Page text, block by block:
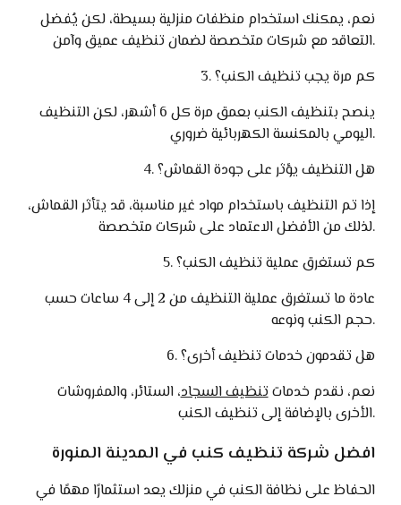
نعم، يمكنك استخدام منظفات منزلية بسيطة، لكن يُفضل
التعاقد مع شركات متخصصة لضمان تنظيف عميق وآمن.
3. كم مرة يجب تنظيف الكنب؟
ينصح بتنظيف الكنب بعمق مرة كل 6 أشهر، لكن التنظيف
اليومي بالمكنسة الكهربائية ضروري.
4. هل التنظيف يؤثر على جودة القماش؟
إذا تم التنظيف باستخدام مواد غير مناسبة، قد يتأثر القماش،
لذلك من الأفضل الاعتماد على شركات متخصصة.
5. كم تستغرق عملية تنظيف الكنب؟
عادة ما تستغرق عملية التنظيف من 2 إلى 4 ساعات حسب
حجم الكنب ونوعه.
6. هل تقدمون خدمات تنظيف أخرى؟
نعم، نقدم خدماتتنظيف السجاد، الستائر، والمفروشات
الأخرى بالإضافة إلى تنظيف الكنب.
افضل شركة تنظيف كنب في المدينة المنورة
الحفاظ على نظافة الكنب في منزلك يعد استثمارًا مهمًا في